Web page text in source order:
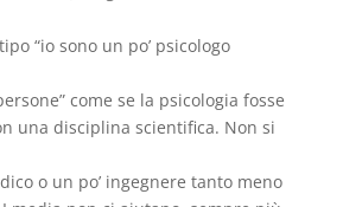
“io sono un po’ psicologo
come se la psicologia fosse
una disciplina scientifica. Non si
o un po’ ingegnere tanto meno